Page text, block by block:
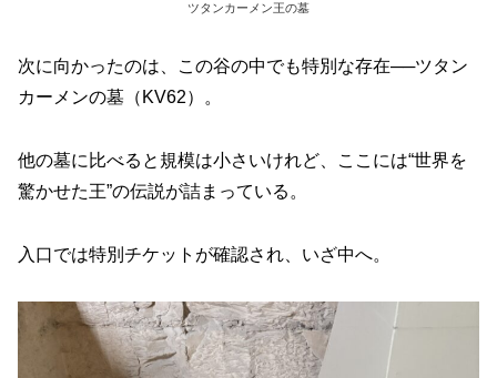
ツタンカーメン王の墓
次に向かったのは、この谷の中でも特別な存在──ツタン
カーメンの墓（KV62）。
他の墓に比べると規模は小さいけれど、ここには“世界を
驚かせた王”の伝説が詰まっている。
入口では特別チケットが確認され、いざ中へ。